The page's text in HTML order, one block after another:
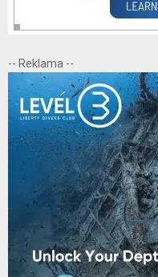
-- Reklama --